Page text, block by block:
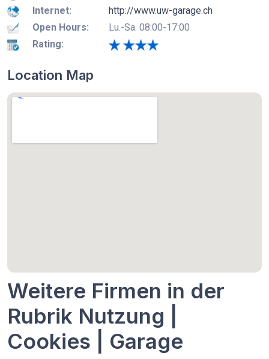
Internet:
http://www.uw-garage.ch
Open Hours:
Lu.-Sa. 08:00-17:00
Rating:
Location Map
Weitere Firmen in der
Rubrik Nutzung |
Cookies | Garage